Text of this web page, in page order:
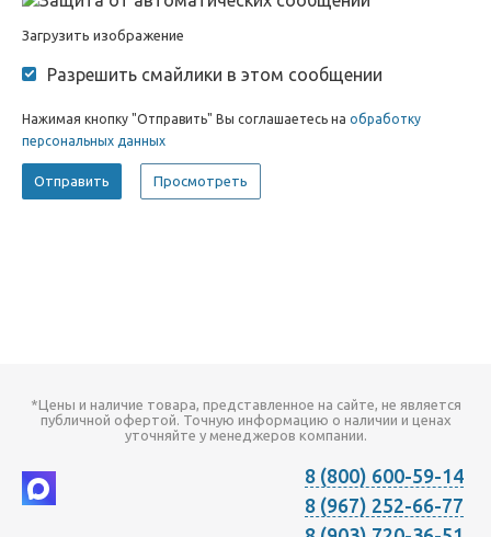
Загрузить изображение
Разрешить смайлики в этом сообщении
Нажимая кнопку "Отправить" Вы соглашаетесь на обработку
персональных данных
*Цены и наличие товара, представленное на сайте, не является
публичной офертой. Точную информацию о наличии и ценах
уточняйте у менеджеров компании.
8 (800) 600-59-14
8 (967) 252-66-77